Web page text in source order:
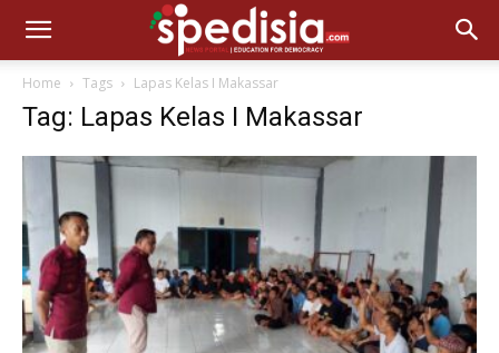
Home Tags Lapas Kelas I Makassar
Tag: Lapas Kelas I Makassar